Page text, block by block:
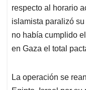
p
k
n
respecto al horario
islamista paralizó
no había cumplido
en Gaza el total
La operación se